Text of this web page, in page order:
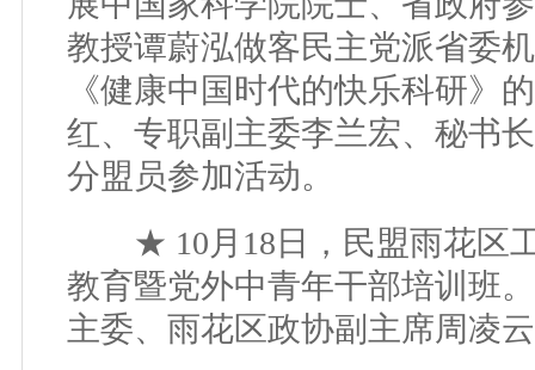
教授谭蔚泓做客民主党派省委
《健康中国时代的快乐科研》
红、专职副主委李兰宏、秘书
分盟员参加活动。
★ 10月18日，民盟雨花区工
教育暨党外中青年干部培训班
主委、雨花区政协副主席周凌